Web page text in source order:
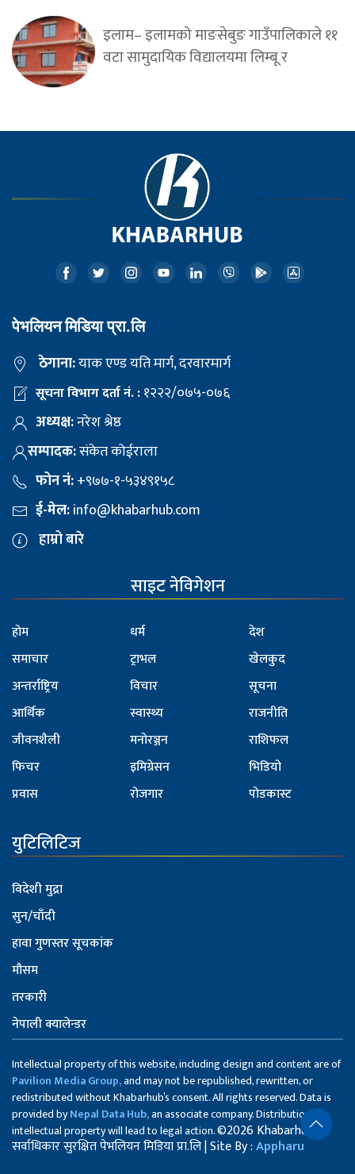
इलाम– इलामको माङसेबुङ गाउँपालिकाले ११
वटा सामुदायिक विद्यालयमा लिम्बू र
पेभलियन मिडिया प्रा.लि
ठेगाना:याक एण्ड यति मार्ग, दरवारमार्ग
सूचना विभाग दर्ता नं. :१२२२/०७५-०७६
अध्यक्ष:नरेश श्रेष्ठ
सम्पादक:संकेत कोईराला
फोन नं:+९७७-१-५३४९१५८
ई-मेल:info@khabarhub.com
हाम्रो बारे
साइट नेविगेशन
होम
समाचार
अन्तर्राष्ट्रिय
आर्थिक
जीवनशैली
फिचर
प्रवास
धर्म
ट्राभल
विचार
स्वास्थ्य
मनोरञ्जन
इमिग्रेसन
रोजगार
देश
खेलकुद
सूचना
राजनीति
राशिफल
भिडियो
पोडकास्ट
युटिलिटिज
विदेशी मुद्रा
सुन/चाँदी
हावा गुणस्तर सूचकांक
मौसम
तरकारी
नेपाली क्यालेन्डर
Intellectual property of this website, including design and content are of
Pavilion Media Group,and may not be republished, rewritten, or
redistributed without Khabarhub’s consent. All rights reserved. Data is
provided byNepal Data Hub,an associate company. Distribution of
intellectual property will lead to legal action.©2026 Khabarhub
सर्वाधिकार सुरक्षित पेभलियन मिडिया प्रा.लि | Site By :Appharu